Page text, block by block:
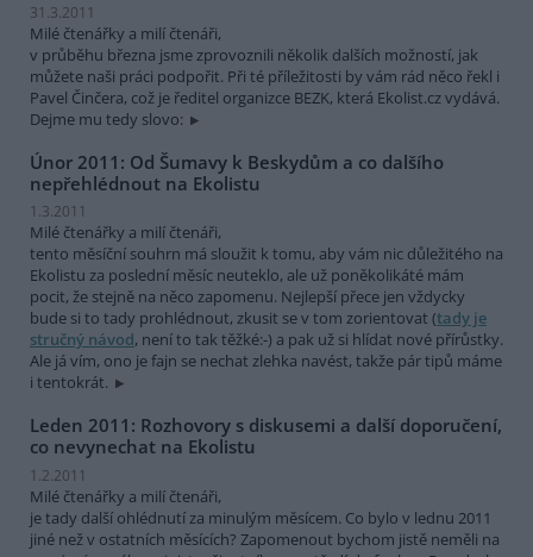
31.3.2011
Milé čtenářky a milí čtenáři,
v průběhu března jsme zprovoznili několik dalších možností, jak
můžete naši práci podpořit. Při té příležitosti by vám rád něco řekl i
Pavel Činčera, což je ředitel organizce BEZK, která Ekolist.cz vydává.
Dejme mu tedy slovo:
Únor 2011: Od Šumavy k Beskydům a co dalšího
nepřehlédnout na Ekolistu
1.3.2011
Milé čtenářky a milí čtenáři,
tento měsíční souhrn má sloužit k tomu, aby vám nic důležitého na
Ekolistu za poslední měsíc neuteklo, ale už poněkolikáté mám
pocit, že stejně na něco zapomenu. Nejlepší přece jen vždycky
bude si to tady prohlédnout, zkusit se v tom zorientovat (tady je
stručný návod, není to tak těžké:-) a pak už si hlídat nové přírůstky.
Ale já vím, ono je fajn se nechat zlehka navést, takže pár tipů máme
i tentokrát.
Leden 2011: Rozhovory s diskusemi a další doporučení,
co nevynechat na Ekolistu
1.2.2011
Milé čtenářky a milí čtenáři,
je tady další ohlédnutí za minulým měsícem. Co bylo v lednu 2011
jiné než v ostatních měsících? Zapomenout bychom jistě neměli na